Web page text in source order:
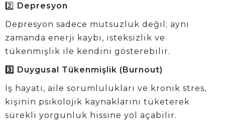
2️⃣ Depresyon
Depresyon sadece mutsuzluk değil; aynı
zamanda enerji kaybı, isteksizlik ve
tükenmişlik ile kendini gösterebilir.
3️⃣ Duygusal Tükenmişlik (Burnout)
İş hayatı, aile sorumlulukları ve kronik stres,
kişinin psikolojik kaynaklarını tüketerek
sürekli yorgunluk hissine yol açabilir.